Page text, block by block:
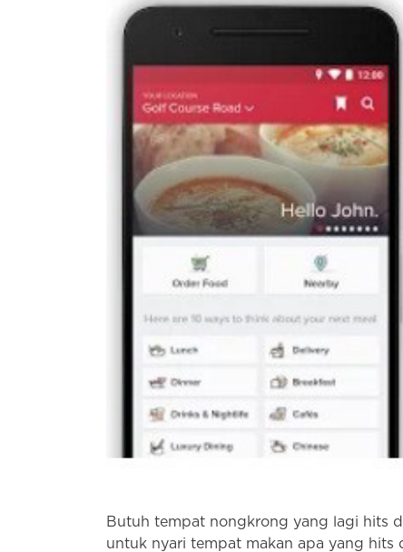
Butuh tempat nongkrong yang lagi hits
untuk nyari tempat makan apa yang